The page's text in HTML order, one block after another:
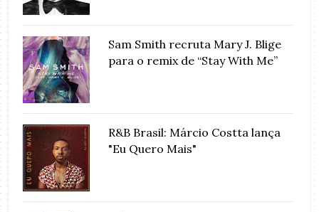
Sam Smith recruta Mary J. Blige
para o remix de “Stay With Me”
R&B Brasil: Márcio Costta lança
"Eu Quero Mais"